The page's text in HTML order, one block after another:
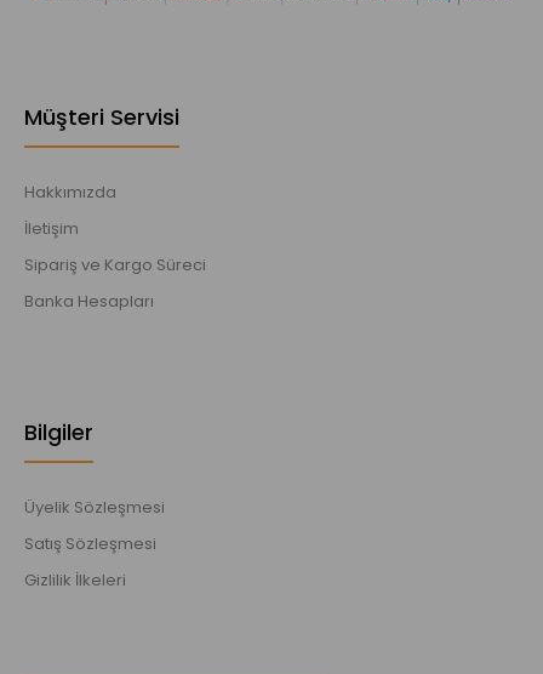
Müşteri Servisi
Hakkımızda
İletişim
Sipariş ve Kargo Süreci
Banka Hesapları
Bilgiler
Üyelik Sözleşmesi
Satış Sözleşmesi
Gizlilik İlkeleri